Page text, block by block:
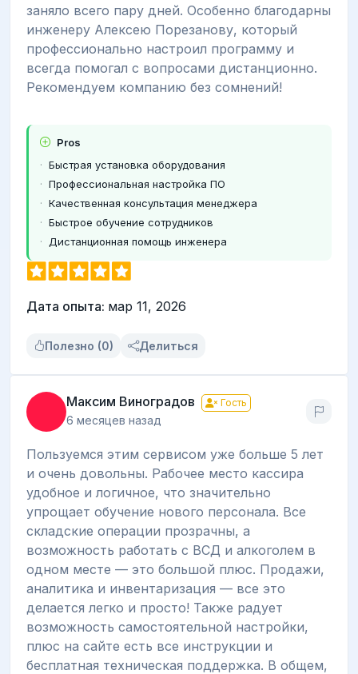
заняло всего пару дней. Особенно благодарны
инженеру Алексею Порезанову, который
профессионально настроил программу и
всегда помогал с вопросами дистанционно.
Рекомендуем компанию без сомнений!
Pros
Быстрая установка оборудования
Профессиональная настройка ПО
Качественная консультация менеджера
Быстрое обучение сотрудников
Дистанционная помощь инженера
Дата опыта: мар 11, 2026
Полезно (0) Делиться
Максим Виноградов Гость
6 месяцев назад
Пользуемся этим сервисом уже больше 5 лет
и очень довольны. Рабочее место кассира
удобное и логичное, что значительно
упрощает обучение нового персонала. Все
складские операции прозрачны, а
возможность работать с ВСД и алкоголем в
одном месте — это большой плюс. Продажи,
аналитика и инвентаризация — все это
делается легко и просто! Также радует
возможность самостоятельной настройки,
плюс на сайте есть все инструкции и
бесплатная техническая поддержка. В общем,